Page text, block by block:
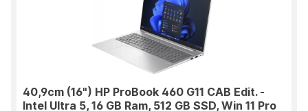
40,9cm (16") HP ProBook 460 G11 CAB Edit. -
Intel Ultra 5, 16 GB Ram, 512 GB SSD, Win 11 Pro